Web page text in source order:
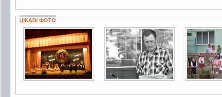
ЦІКАВІ ФОТО
5 фото 3 фото 7 фото